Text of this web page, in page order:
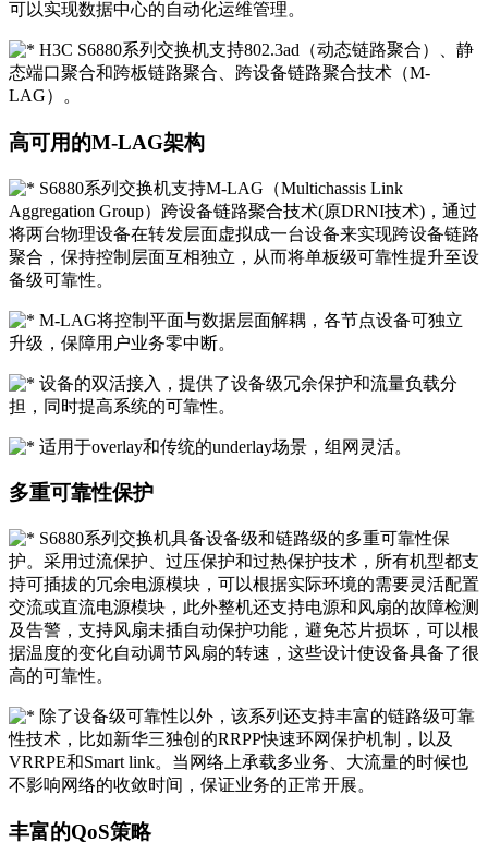
可以实现数据中心的自动化运维管理。
H3C S6880系列交换机支持802.3ad（动态链路聚合）、静
态端口聚合和跨板链路聚合、跨设备链路聚合技术（M-
LAG）。
高可用的M-LAG架构
S6880系列交换机支持M-LAG（Multichassis Link
Aggregation Group）跨设备链路聚合技术(原DRNI技术)，通过
将两台物理设备在转发层面虚拟成一台设备来实现跨设备链路
聚合，保持控制层面互相独立，从而将单板级可靠性提升至设
备级可靠性。
M-LAG将控制平面与数据层面解耦，各节点设备可独立
升级，保障用户业务零中断。
设备的双活接入，提供了设备级冗余保护和流量负载分
担，同时提高系统的可靠性。
适用于overlay和传统的underlay场景，组网灵活。
多重可靠性保护
S6880系列交换机具备设备级和链路级的多重可靠性保
护。采用过流保护、过压保护和过热保护技术，所有机型都支
持可插拔的冗余电源模块，可以根据实际环境的需要灵活配置
交流或直流电源模块，此外整机还支持电源和风扇的故障检测
及告警，支持风扇未插自动保护功能，避免芯片损坏，可以根
据温度的变化自动调节风扇的转速，这些设计使设备具备了很
高的可靠性。
除了设备级可靠性以外，该系列还支持丰富的链路级可靠
性技术，比如新华三独创的RRPP快速环网保护机制，以及
VRRPE和Smart link。当网络上承载多业务、大流量的时候也
不影响网络的收敛时间，保证业务的正常开展。
丰富的QoS策略